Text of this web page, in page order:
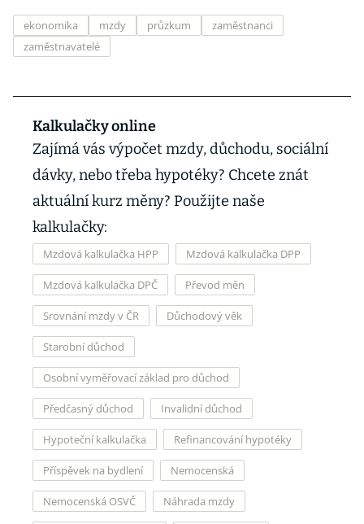
ekonomika mzdy průzkum
zaměstnanci
zaměstnavatelé
Kalkulačky online
Zajímá vás výpočet mzdy, důchodu, sociální
dávky, nebo třeba hypotéky? Chcete znát
aktuální kurz měny? Použijte naše
kalkulačky:
Mzdová kalkulačka HPP Mzdová kalkulačka DPP
Mzdová kalkulačka DPČ Převod měn
Srovnání mzdy v ČR Důchodový věk
Starobní důchod
Osobní vyměřovací základ pro důchod
Předčasný důchod Invalidní důchod
Hypoteční kalkulačka Refinancování hypotéky
Příspěvek na bydlení Nemocenská
Nemocenská OSVČ Náhrada mzdy